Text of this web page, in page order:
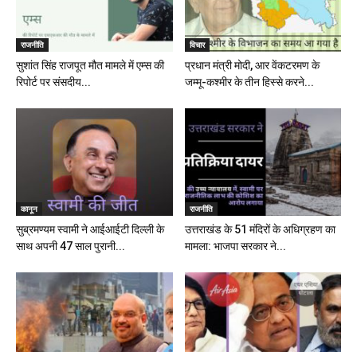
राजनीति
सुशांत सिंह राजपूत मौत मामले में एम्स की
रिपोर्ट पर संसदीय...
विचार
प्रधान मंत्री मोदी, आर वेंकटरमण के
जम्मू-कश्मीर के तीन हिस्से करने...
कानून
सुब्रमण्यम स्वामी ने आईआईटी दिल्ली के
साथ अपनी 47 साल पुरानी...
राजनीति
उत्तराखंड के 51 मंदिरों के अधिग्रहण का
मामला: भाजपा सरकार ने...